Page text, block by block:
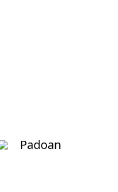
Padoan